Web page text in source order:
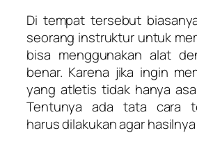
Di tempat tersebut
seorang instruktur untuk
bisa menggunakan alat
benar. Karena jika ingin
yang atletis tidak hanya
Tentunya ada tata cara
harus dilakukan agar